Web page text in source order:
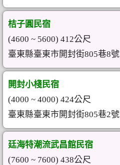
桔子圓民宿
(4600 ~ 5600) 412公尺
臺東縣臺東市開封街805巷8號
開封小棧民宿
(4000 ~ 4000) 424公尺
臺東縣臺東市開封街805巷2號
廷海特潮流武昌館民宿
(7600 ~ 7600) 438公尺